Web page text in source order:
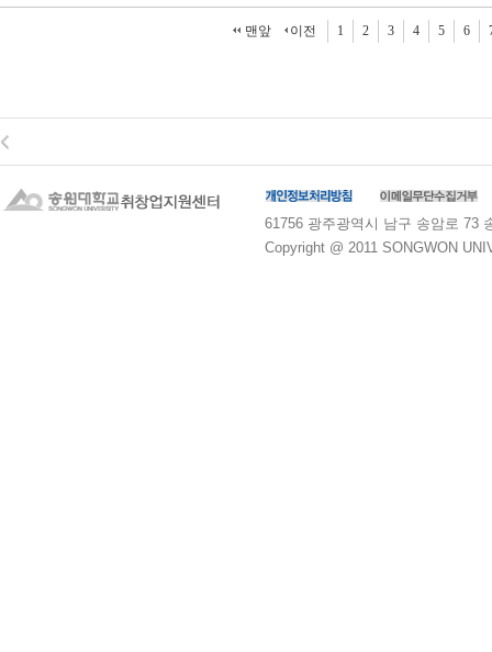
맨앞 이전 1 2 3 4 5 6
61756 광주광역시 남구 송암로 73
Copyright @ 2011 SONGWON